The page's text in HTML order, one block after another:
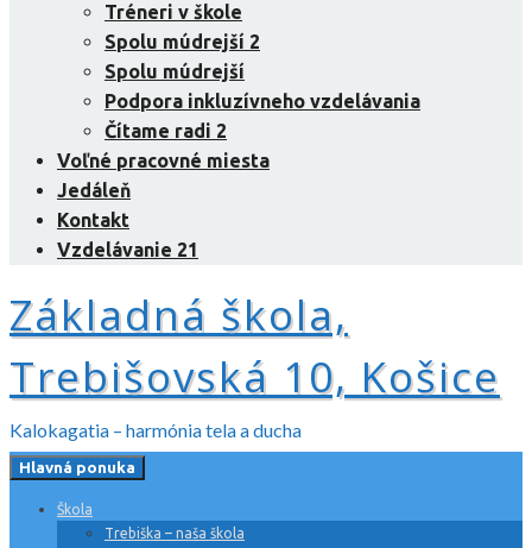
Tréneri v škole
Spolu múdrejší 2
Spolu múdrejší
Podpora inkluzívneho vzdelávania
Čítame radi 2
Voľné pracovné miesta
Jedáleň
Kontakt
Vzdelávanie 21
Základná škola,
Trebišovská 10, Košice
Kalokagatia – harmónia tela a ducha
Hlavná ponuka
Škola
Trebiška – naša škola